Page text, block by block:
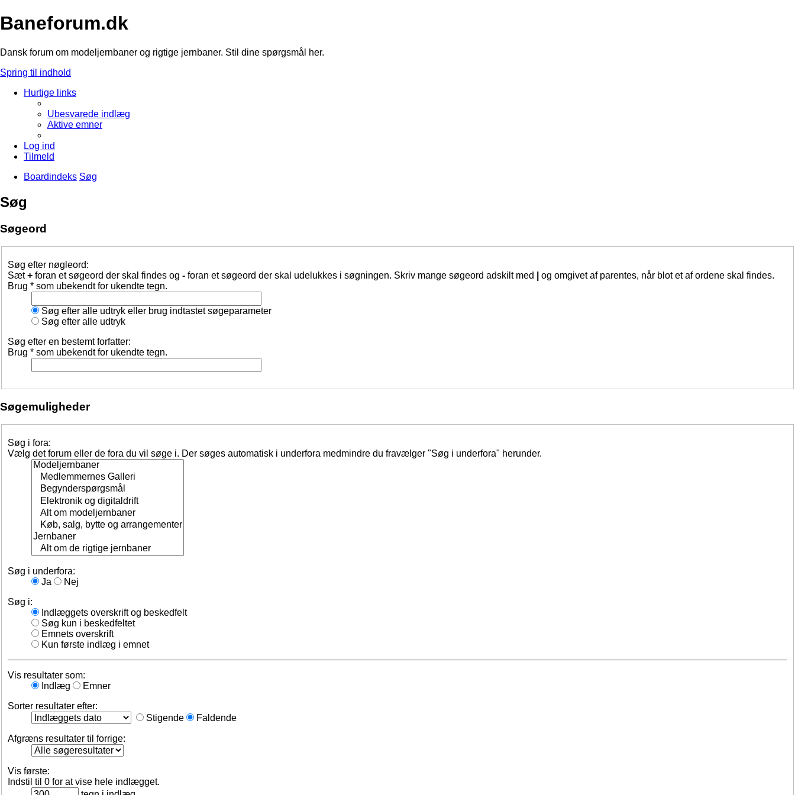
Baneforum.dk
Dansk forum om modeljernbaner og rigtige jernbaner. Stil dine spørgsmål her.
Spring til indhold
Hurtige links
Ubesvarede indlæg
Aktive emner
Log ind
Tilmeld
Boardindeks Søg
Søg
Søgeord
Søg efter nøgleord:
Sæt+ foran et søgeord der skal findes og - foran et søgeord der skal udelukkes i søgningen. Skriv mange søgeord adskilt med
og omgivet af parentes, når blot et af ordene skal findes.
Brug * som ubekendt for ukendte tegn.
Søg efter alle udtryk eller brug indtastet søgeparameter
Søg efter alle udtryk
Søg efter en bestemt forfatter:
Brug * som ubekendt for ukendte tegn.
Søgemuligheder
Søg i fora:
Vælg det forum eller de fora du vil søge i. Der søges automatisk i underfora medmindre du fravælger "Søg i underfora" herunder.
Søg i underfora:
Ja
Nej
Søg i:
Indlæggets overskrift og beskedfelt
Søg kun i beskedfeltet
Emnets overskrift
Kun første indlæg i emnet
Vis resultater som:
Indlæg
Emner
Sorter resultater efter:
Stigende
Faldende
Afgræns resultater til forrige:
Vis første:
Indstil til 0 for at vise hele indlægget.